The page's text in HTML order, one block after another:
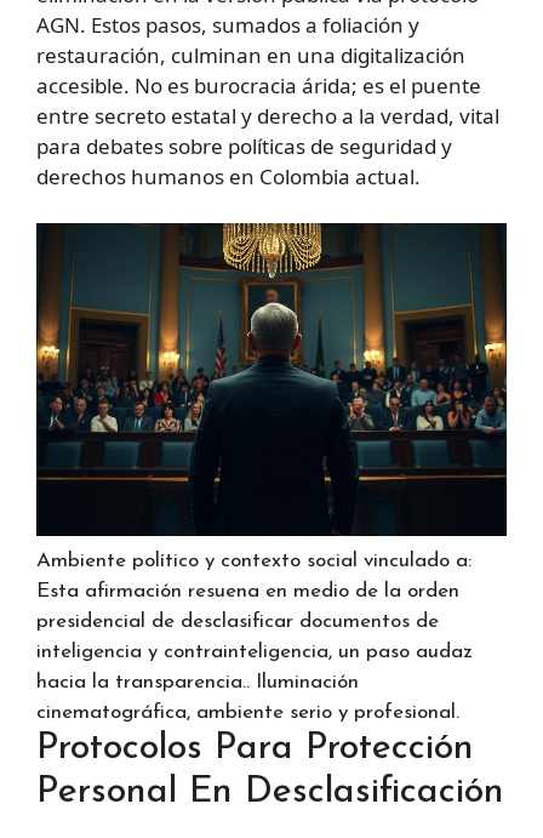
AGN. Estos pasos, sumados a foliación y
restauración, culminan en una digitalización
accesible. No es burocracia árida; es el puente
entre secreto estatal y derecho a la verdad, vital
para debates sobre políticas de seguridad y
derechos humanos en Colombia actual.
Ambiente político y contexto social vinculado a:
Esta afirmación resuena en medio de la orden
presidencial de desclasificar documentos de
inteligencia y contrainteligencia, un paso audaz
hacia la transparencia.. Iluminación
cinematográfica, ambiente serio y profesional.
Protocolos Para Protección
Personal En Desclasificación